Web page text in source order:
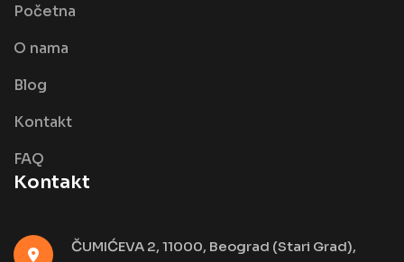
Početna
O nama
Blog
Kontakt
FAQ
Kontakt
ČUMIĆEVA 2, 11000, Beograd (Stari Grad),